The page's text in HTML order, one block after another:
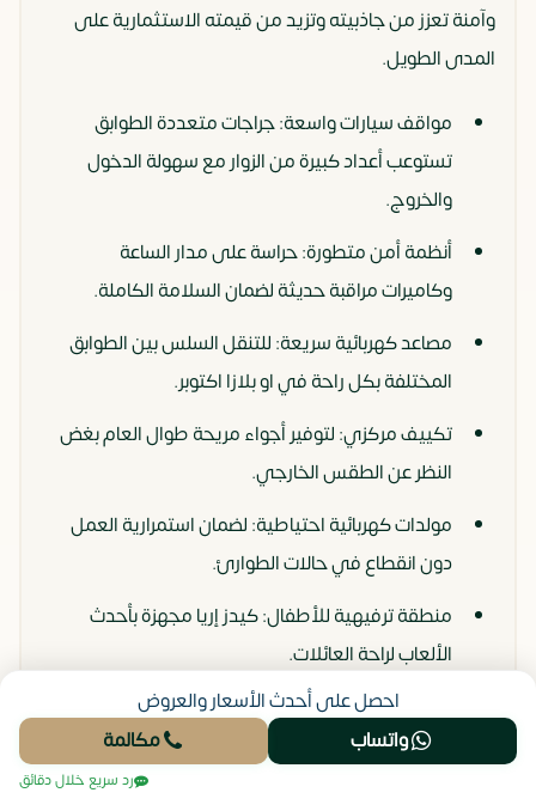
وآمنة تعزز من جاذبيته وتزيد من قيمته الاستثمارية على
المدى الطويل.
مواقف سيارات واسعة: جراجات متعددة الطوابق
تستوعب أعداد كبيرة من الزوار مع سهولة الدخول
والخروج.
أنظمة أمن متطورة: حراسة على مدار الساعة
وكاميرات مراقبة حديثة لضمان السلامة الكاملة.
مصاعد كهربائية سريعة: للتنقل السلس بين الطوابق
المختلفة بكل راحة في او بلازا اكتوبر.
تكييف مركزي: لتوفير أجواء مريحة طوال العام بغض
النظر عن الطقس الخارجي.
مولدات كهربائية احتياطية: لضمان استمرارية العمل
دون انقطاع في حالات الطوارئ.
منطقة ترفيهية للأطفال: كيدز إريا مجهزة بأحدث
الألعاب لراحة العائلات.
مطاعم وكافيهات متنوعة: لخدمة الزوار والموظفين
وتوفير خيارات متعددة للطعام والشراب.
خدمات صيانة ونظافة دورية: للحفاظ على المول في
احصل على أحدث الأسعار والعروض
واتساب
مكالمة
رد سريع خلال دقائق